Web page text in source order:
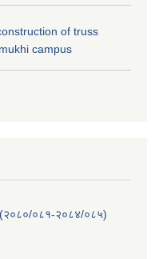
of truss
campus
०८१-२०८४/०८५)